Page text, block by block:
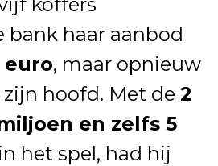
bank haar aanbod
euro, maar opnieuw
hoofd. Met de 2
en zelfs 5
het spel, had hij